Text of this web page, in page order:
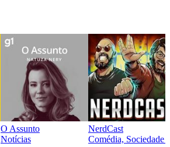
O Assunto
Notícias
NerdCast
Comédia, Sociedade